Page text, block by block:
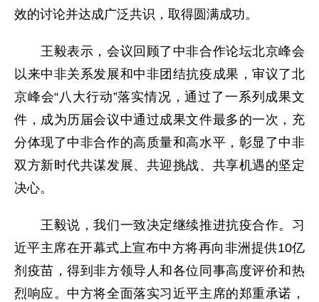
效的讨论并达成广泛共识，取得圆满成功。
王毅表示，会议回顾了中非合作论坛北京峰会
以来中非关系发展和中非团结抗疫成果，审议了北
京峰会“八大行动”落实情况，通过了一系列成果文
件，成为历届会议中通过成果文件最多的一次，充
分体现了中非合作的高质量和高水平，彰显了中非
双方新时代共谋发展、共迎挑战、共享机遇的坚定
决心。
王毅说，我们一致决定继续推进抗疫合作。习
近平主席在开幕式上宣布中方将再向非洲提供10亿
剂疫苗，得到非方领导人和各位同事高度评价和热
烈响应。中方将全面落实习近平主席的郑重承诺，